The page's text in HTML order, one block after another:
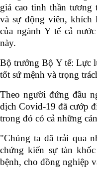
giá cao tinh thần tương
và sự động viên, khích
của ngành Y tế cả
này.
Bộ trưởng Bộ Y tế: Lực
tốt sứ mệnh và trọng
Theo người đứng đầu
dịch Covid-19 đã cướp
trong đó có cả những
"Chúng ta đã trải qua
chứng kiến sự tàn
bệnh, cho đồng nghiệp